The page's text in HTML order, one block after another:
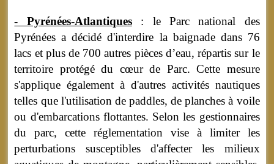
- Pyrénées-Atlantiques: le Parc national des
Pyrénées a décidé d'interdire la baignade dans 76
lacs et plus de 700 autres pièces d’eau, répartis sur le
territoire protégé du cœur de Parc. Cette mesure
s'applique également à d'autres activités nautiques
telles que l'utilisation de paddles, de planches à voile
ou d'embarcations flottantes. Selon les gestionnaires
du parc, cette réglementation vise à limiter les
perturbations susceptibles d'affecter les milieux